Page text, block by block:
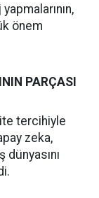
önem
PARÇASI
tercihiyle
zeka,